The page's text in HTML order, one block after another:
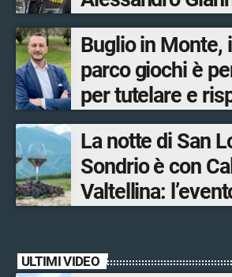
la moglie e
Buglio in Monte,
parco giochi è
per tutelare e
l’ambiente
La notte di San
Sondrio è con Calici
Valtellina:
ULTIMI VIDEO